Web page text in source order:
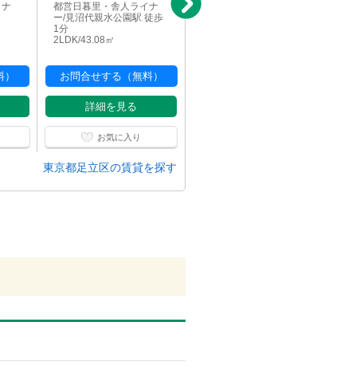
都営日暮里・舎人ライナ
ー/見沼代親水公園駅 徒歩
1分
2LDK/43.08㎡
お問合せする（無料）
詳細を見る
お気に入り
都営日暮里・舎人ライナ
東京都足立区の賃貸を探す